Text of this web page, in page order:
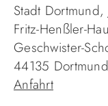
Stadt Dortmund,
Fritz-Henßler-
Geschwister-
44135 Dortmund
Anfahrt